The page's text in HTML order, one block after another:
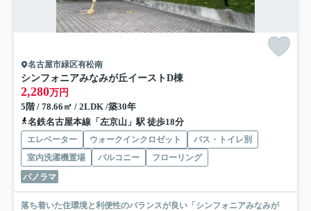
名古屋市緑区有松南
シンフォニアみなみが丘イーストD棟
2,280万円
5階 / 78.66㎡ / 2LDK /築30年
名鉄名古屋本線「左京山」駅 徒歩18分
エレベーター ウォークインクロゼット
バス・トイレ別
室内洗濯機置場
バルコニー
フローリング
パノラマ
落ち着いた住環境と利便性のバランスが良い「シンフォニアみなみが